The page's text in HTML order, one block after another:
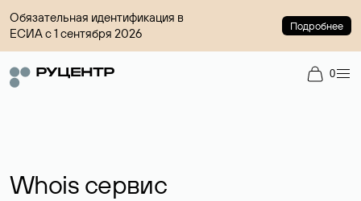
Обязательная идентификация в
ЕСИА с 1 сентября 2026
Подробнее
0
Whois сервис